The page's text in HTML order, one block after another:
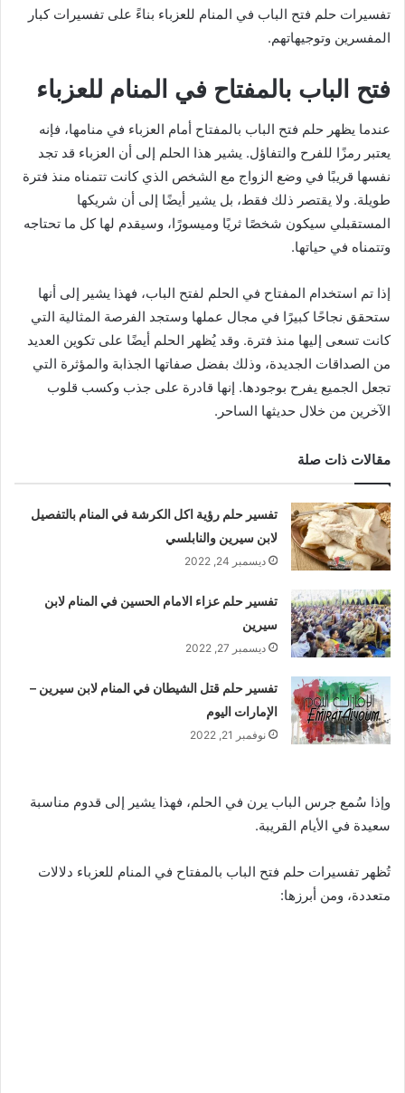
تفسيرات حلم فتح الباب في المنام للعزباء بناءً على تفسيرات كبار
المفسرين وتوجيهاتهم.
فتح الباب بالمفتاح في المنام للعزباء
عندما يظهر حلم فتح الباب بالمفتاح أمام العزباء في منامها، فإنه
يعتبر رمزًا للفرح والتفاؤل. يشير هذا الحلم إلى أن العزباء قد تجد
نفسها قريبًا في وضع الزواج مع الشخص الذي كانت تتمناه منذ فترة
طويلة. ولا يقتصر ذلك فقط، بل يشير أيضًا إلى أن شريكها
المستقبلي سيكون شخصًا ثريًا وميسورًا، وسيقدم لها كل ما تحتاجه
وتتمناه في حياتها.
إذا تم استخدام المفتاح في الحلم لفتح الباب، فهذا يشير إلى أنها
ستحقق نجاحًا كبيرًا في مجال عملها وستجد الفرصة المثالية التي
كانت تسعى إليها منذ فترة. وقد يُظهر الحلم أيضًا على تكوين العديد
من الصداقات الجديدة، وذلك بفضل صفاتها الجذابة والمؤثرة التي
تجعل الجميع يفرح بوجودها. إنها قادرة على جذب وكسب قلوب
الآخرين من خلال حديثها الساحر.
مقالات ذات صلة
تفسير حلم رؤية اكل الكرشة في المنام بالتفصيل
لابن سيرين والنابلسي
ديسمبر 24, 2022
تفسير حلم عزاء الامام الحسين في المنام لابن
سيرين
ديسمبر 27, 2022
تفسير حلم قتل الشيطان في المنام لابن سيرين –
الإمارات اليوم
نوفمبر 21, 2022
وإذا سُمع جرس الباب يرن في الحلم، فهذا يشير إلى قدوم مناسبة
سعيدة في الأيام القريبة.
تُظهر تفسيرات حلم فتح الباب بالمفتاح في المنام للعزباء دلالات
متعددة، ومن أبرزها: